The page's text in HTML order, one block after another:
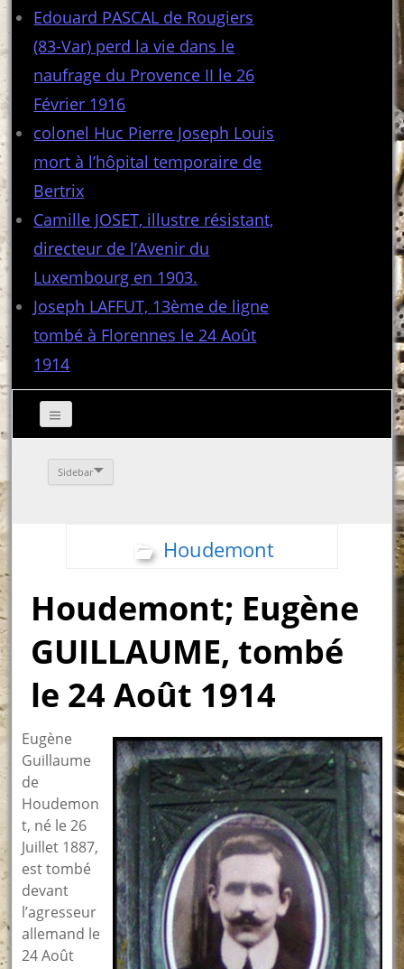
Edouard PASCAL de Rougiers
(83-Var) perd la vie dans le
naufrage du Provence II le 26
Février 1916
colonel Huc Pierre Joseph Louis
mort à l’hôpital temporaire de
Bertrix
Camille JOSET, illustre résistant,
directeur de l’Avenir du
Luxembourg en 1903.
Joseph LAFFUT, 13ème de ligne
tombé à Florennes le 24 Août
1914
Sidebar
Houdemont
Houdemont; Eugène
GUILLAUME, tombé
le 24 Août 1914
Eugène
Guillaume
de
Houdemon
t, né le 26
Juillet 1887,
est tombé
devant
l’agresseur
allemand le
24 Août